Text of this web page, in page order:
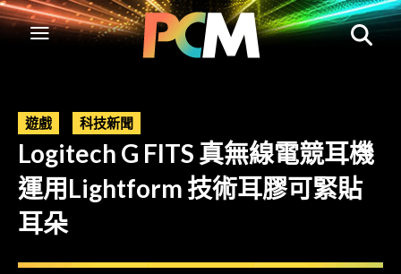
遊戲 科技新聞
Logitech G FITS 真無線電競耳機
運用Lightform 技術耳膠可緊貼
耳朵